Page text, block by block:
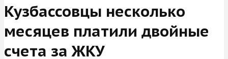
Кузбассовцы несколько
месяцев платили двойные
счета за ЖКУ